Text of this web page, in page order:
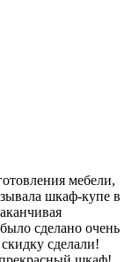
мебели,
шкаф-купе в
сделано очень
сделали!